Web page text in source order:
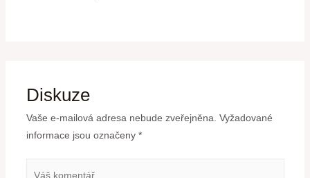
Diskuze
Vaše e-mailová adresa nebude zveřejněna. Vyžadované
informace jsou označeny *